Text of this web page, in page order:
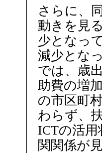
さらに、
動きを見
少となっ
減少とな
では、歳
助費の増
の市区町
わらず、
ICTの活
関関係が